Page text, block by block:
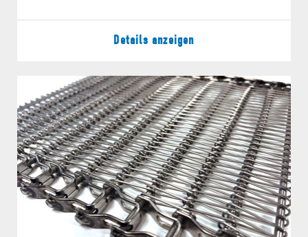
Details anzeigen